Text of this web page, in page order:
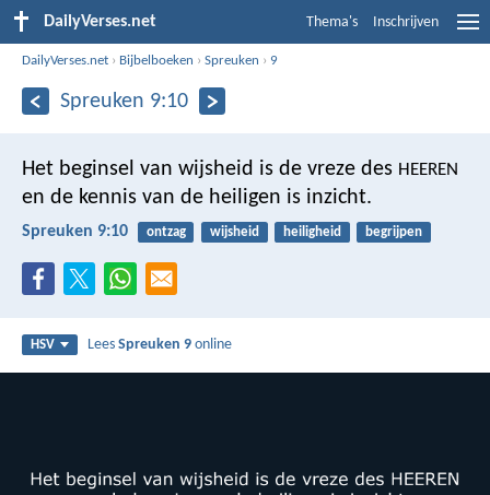
DailyVerses.net Thema's Inschrijven
DailyVerses.net › Bijbelboeken ›Spreuken › 9
Spreuken 9:10
Het beginsel van wijsheid is de vreze des HEEREN
en de kennis van de heiligen is inzicht.
Spreuken 9:10 ontzag wijsheid heiligheid begrijpen
HSV LeesSpreuken 9 online